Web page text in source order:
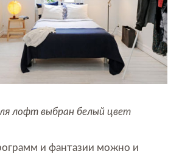
лофт выбран белый цвет
и фантазии можно и